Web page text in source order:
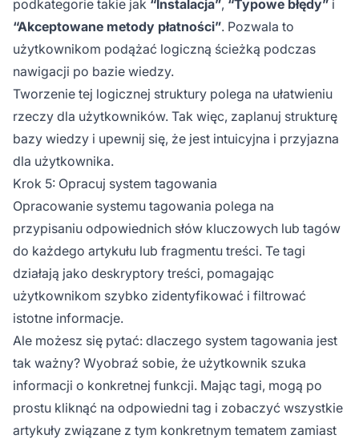
podkategorie takie jak “Instalacja”, “Typowe błędy” i
“Akceptowane metody płatności”. Pozwala to
użytkownikom podążać logiczną ścieżką podczas
nawigacji po bazie wiedzy.
Tworzenie tej logicznej struktury polega na ułatwieniu
rzeczy dla użytkowników. Tak więc, zaplanuj strukturę
bazy wiedzy i upewnij się, że jest intuicyjna i przyjazna
dla użytkownika.
Krok 5: Opracuj system tagowania
Opracowanie systemu tagowania polega na
przypisaniu odpowiednich słów kluczowych lub tagów
do każdego artykułu lub fragmentu treści. Te tagi
działają jako deskryptory treści, pomagając
użytkownikom szybko zidentyfikować i filtrować
istotne informacje.
Ale możesz się pytać: dlaczego system tagowania jest
tak ważny? Wyobraź sobie, że użytkownik szuka
informacji o konkretnej funkcji. Mając tagi, mogą po
prostu kliknąć na odpowiedni tag i zobaczyć wszystkie
artykuły związane z tym konkretnym tematem zamiast